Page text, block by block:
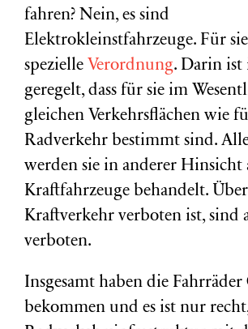
fahren? Nein, es sind
Elektrokleinstfahrzeuge. Für
spezielle Verordnung. Darin ist
geregelt, dass für sie im
gleichen Verkehrsflächen wie
Radverkehr bestimmt sind.
werden sie in anderer Hinsicht
Kraftfahrzeuge behandelt.
Kraftverkehr verboten ist, sind
verboten.
Insgesamt haben die Fahrräder
bekommen und es ist nur